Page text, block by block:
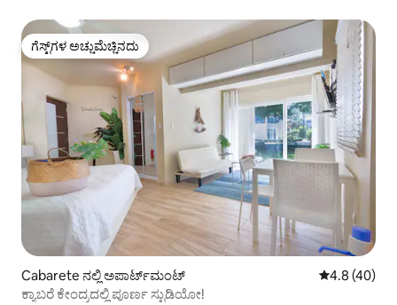
ಗೆಸ್ಟ್‌ಗಳ ಅಚ್ಚುಮೆಚ್ಚಿನದು
ಗೆಸ್ಟ್‌ಗಳ ಅಚ್ಚುಮೆಚ್ಚಿನದು
Cabarete ನಲ್ಲಿ ಅಪಾರ್ಟ್‌ಮಂಟ್ 5 ರಲ್ಲಿ 4.8
4.8 (40)
ಕ್ಯಾಬರೆ ಕೇಂದ್ರದಲ್ಲಿ ಪೂರ್ಣ ಸ್ಟುಡಿಯೋ!